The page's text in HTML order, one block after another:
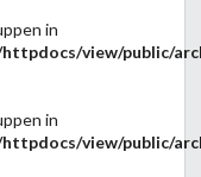
in
view/public/
in
view/public/